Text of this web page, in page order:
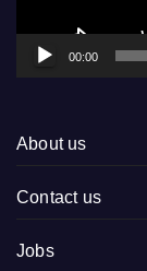
00:00
About us
Contact us
Jobs